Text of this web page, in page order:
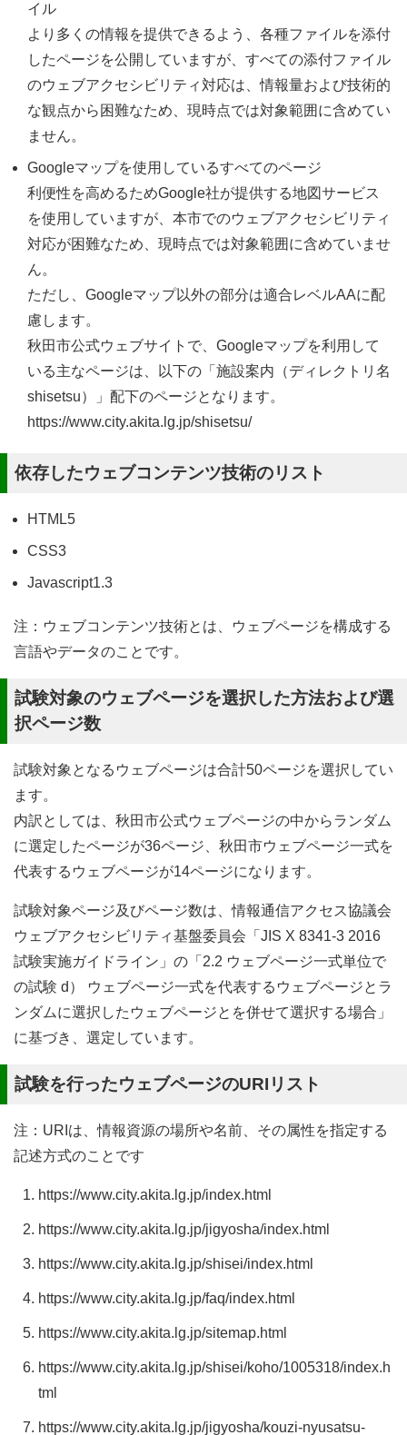
イル
より多くの情報を提供できるよう、各種ファイルを添付
したページを公開していますが、すべての添付ファイル
のウェブアクセシビリティ対応は、情報量および技術的
な観点から困難なため、現時点では対象範囲に含めてい
ません。
Googleマップを使用しているすべてのページ
利便性を高めるためGoogle社が提供する地図サービス
を使用していますが、本市でのウェブアクセシビリティ
対応が困難なため、現時点では対象範囲に含めていませ
ん。
ただし、Googleマップ以外の部分は適合レベルAAに配
慮します。
秋田市公式ウェブサイトで、Googleマップを利用して
いる主なページは、以下の「施設案内（ディレクトリ名
shisetsu）」配下のページとなります。
https://www.city.akita.lg.jp/shisetsu/
依存したウェブコンテンツ技術のリスト
HTML5
CSS3
Javascript1.3
注：ウェブコンテンツ技術とは、ウェブページを構成する
言語やデータのことです。
試験対象のウェブページを選択した方法および選
択ページ数
試験対象となるウェブページは合計50ページを選択してい
ます。
内訳としては、秋田市公式ウェブページの中からランダム
に選定したページが36ページ、秋田市ウェブページ一式を
代表するウェブページが14ページになります。
試験対象ページ及びページ数は、情報通信アクセス協議会
ウェブアクセシビリティ基盤委員会「JIS X 8341-3 2016
試験実施ガイドライン」の「2.2 ウェブページ一式単位で
の試験 d） ウェブページ一式を代表するウェブページとラ
ンダムに選択したウェブページとを併せて選択する場合」
に基づき、選定しています。
試験を行ったウェブページのURIリスト
注：URIは、情報資源の場所や名前、その属性を指定する
記述方式のことです
https://www.city.akita.lg.jp/index.html
https://www.city.akita.lg.jp/jigyosha/index.html
https://www.city.akita.lg.jp/shisei/index.html
https://www.city.akita.lg.jp/faq/index.html
https://www.city.akita.lg.jp/sitemap.html
https://www.city.akita.lg.jp/shisei/koho/1005318/index.h
tml
https://www.city.akita.lg.jp/jigyosha/kouzi-nyusatsu-